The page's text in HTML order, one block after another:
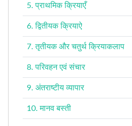
5. प्राथमिक क्रियाएँ
6. द्वितीयक क्रियाऐ
7. तृतीयक और चतुर्थ क्रियाकलाप
8. परिवहन एवं संचार
9. अंतराष्टीय व्यापार
10. मानव बस्ती